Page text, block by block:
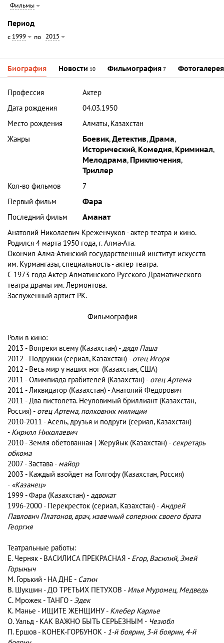
Фильмы
Период
с 1999 по 2015
Биография Новости 10 Фильмография 7 Фотогалерея
Профессия
Актер
Дата рождения
04.03.1950
Место рождения
Алматы, Казахстан
Жанры
Боевик,Детектив,Драма,
Исторический, Комедия, Криминал,
Мелодрама, Приключения,
Триллер
Кол-во фильмов
7
Первый фильм
Фара
Последний фильм
Аманат
Анатолий Николаевич Креженчуков- актер театра и кино.
Родился 4 марта 1950 года, г. Алма-Ата.
Окончил Алма-Атинский государственный институт искусств
им. Курмангазы, специальность - актер театра.
С 1973 года Актер Алматинского Русского Драматического
театра драмы им. Лермонтова.
Заслуженный артист РК.
Фильмография
Роли в кино:
2013 - Вопреки всему (Казахстан) -дядя Паша
2012 - Подружки (сериал, Казахстан) - отец Игоря
2012 - Весь мир у наших ног (Казахстан, США)
2011 - Олимпиада грабителей (Казахстан) - отец Артема
2011 - Ликвидатор (Казахстан) - Анатолий Федорович
2011 - Два пистолета. Неуловимый бриллиант (Казахстан,
Россия) - отец Артема, полковник милиции
2010-2011 - Асель, друзья и подруги (сериал, Казахстан)
- Кирилл Николаевич
2010 - Земля обетованная | Жеруйык (Казахстан) - секретарь
обкома
2007 - Застава - майор
2003 - Каждый взойдет на Голгофу (Казахстан, Россия)
- «Казанец»
1999 - Фара (Казахстан) - адвокат
1996-2000 - Перекресток (сериал, Казахстан) -Андрей
Павлович Платонов, врач, извечный соперник своего брата
Георгия
Театральные работы:
Е. Черняк - ВАСИЛИСА ПРЕКРАСНАЯ - Егор, Василий, Змей
Горыныч
М. Горький - НА ДНЕ - Сатин
В. Шукшин - ДО ТРЕТЬИХ ПЕТУХОВ - Илья Муромец, Медведь
С. Мрожек - ТАНГО - Эдек
К. Манье - ИЩИТЕ ЖЕНЩИНУ - Клебер Карлье
О. Уальд - КАК ВАЖНО БЫТЬ СЕРЬЕЗНЫМ - Чезюбл
П. Ершов - КОНЕК-ГОРБУНОК - 1-й боярин, 3-й боярин, 4-й